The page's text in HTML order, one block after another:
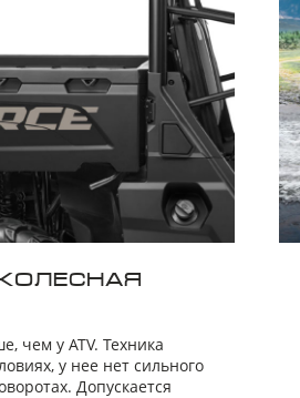
чем у ATV. Техника
у нее нет сильного
Допускается